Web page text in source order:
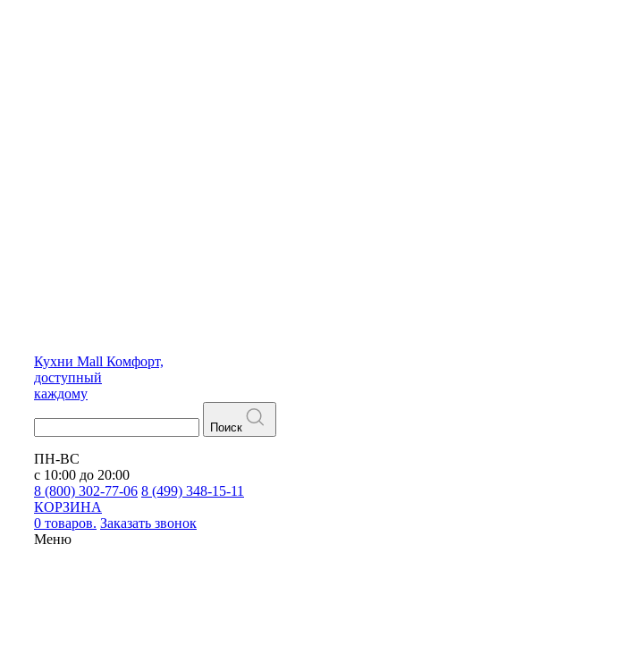
Кухни Mall Комфорт,
доступный
каждому
Поиск
ПН-ВС
с 10:00 до 20:00
8 (800) 302-77-06 8 (499) 348-15-11
КОРЗИНА
0 товаров. Заказать звонок
Меню